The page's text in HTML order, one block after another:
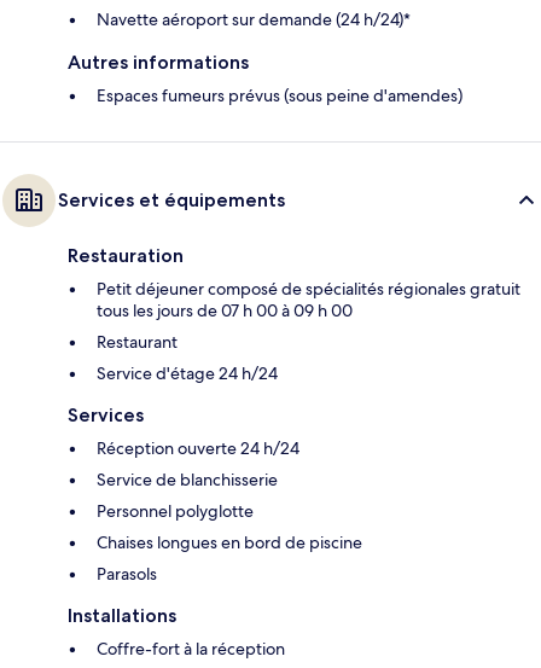
Navette aéroport sur demande (24 h/24)*
Autres informations
Espaces fumeurs prévus (sous peine d'amendes)
Services et équipements
Restauration
Petit déjeuner composé de spécialités régionales gratuit
tous les jours de 07 h 00 à 09 h 00
Restaurant
Service d'étage 24 h/24
Services
Réception ouverte 24 h/24
Service de blanchisserie
Personnel polyglotte
Chaises longues en bord de piscine
Parasols
Installations
Coffre-fort à la réception